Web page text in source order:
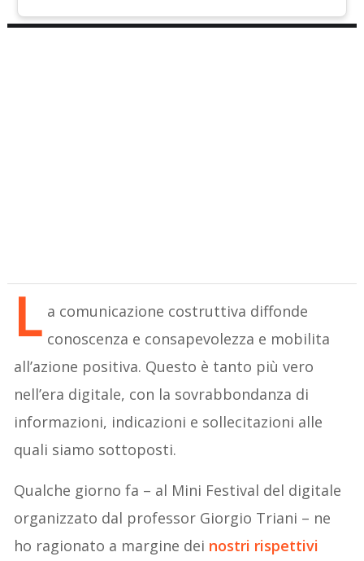
L a comunicazione costruttiva diffonde
conoscenza e consapevolezza e mobilita
all’azione positiva. Questo è tanto più vero
nell’era digitale, con la sovrabbondanza di
informazioni, indicazioni e sollecitazioni alle
quali siamo sottoposti.
Qualche giorno fa – al Mini Festival del digitale
organizzato dal professor Giorgio Triani – ne
ho ragionato a margine dei nostri rispettivi